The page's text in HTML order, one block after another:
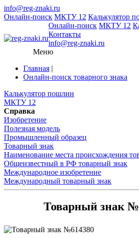
info@reg-znaki.ru
Онлайн-поиск МКТУ 12 Калькулятор
Онлайн-поиск МКТУ 12
Контакты
info@reg-znaki.ru
Меню
Главная |
Онлайн-поиск товарного знака
Калькулятор пошлин
МКТУ 12
Справка
Изобретение
Полезная модель
Промышленный образец
Товарный знак
Наименование места происхождения
Общеизвестный в РФ товарный знак
Международное изобретение
Международный товарный знак
Товарный знак